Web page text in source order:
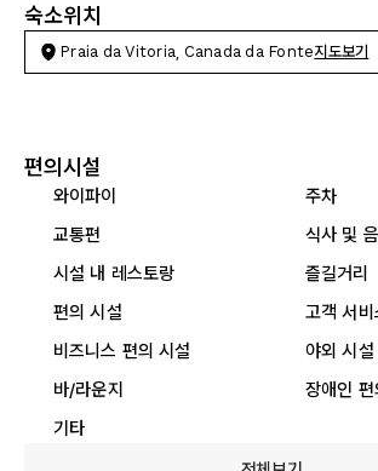
숙소위치
Praia da Vitoria, Canada da Fonte지도보기
편의시설
와이파이
주차
교통편
식사 및
시설 내 레스토랑
즐길거리
편의 시설
고객 서비
비즈니스 편의 시설
야외 시설
바/라운지
장애인 편
기타